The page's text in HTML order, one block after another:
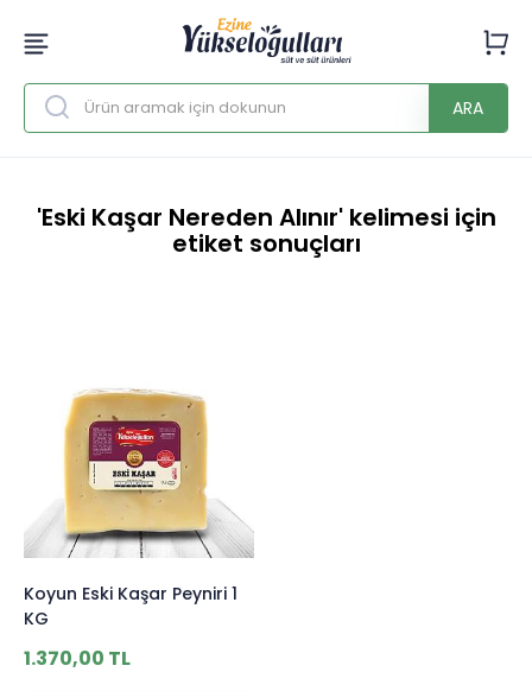
ARA
'Eski Kaşar Nereden Alınır' kelimesi için
etiket sonuçları
Koyun Eski Kaşar Peyniri 1
KG
1.370,00 TL